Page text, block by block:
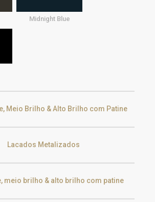
Midnight Blue
Meio Brilho & Alto Brilho com Patine
Lacados Metalizados
meio brilho & alto brilho com patine